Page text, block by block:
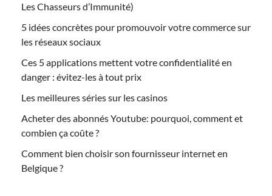
Les Chasseurs d’Immunité)
5 idées concrètes pour promouvoir votre commerce sur
les réseaux sociaux
Ces 5 applications mettent votre confidentialité en
danger : évitez-les à tout prix
Les meilleures séries sur les casinos
Acheter des abonnés Youtube: pourquoi, comment et
combien ça coûte ?
Comment bien choisir son fournisseur internet en
Belgique ?